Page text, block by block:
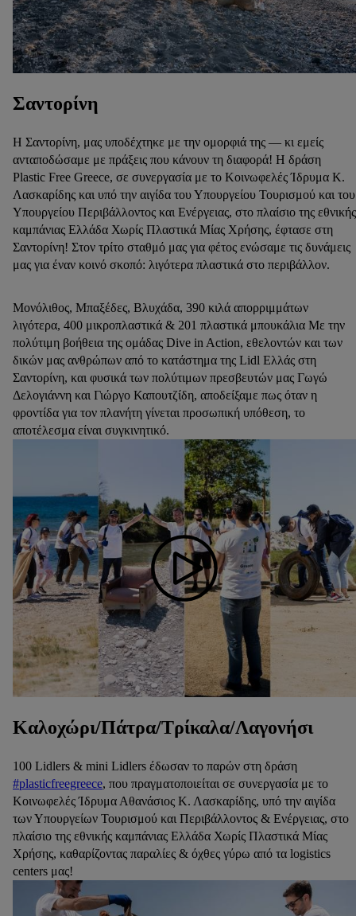
Σαντορίνη
Η Σαντορίνη, μας υποδέχτηκε με την ομορφιά της — κι εμείς
ανταποδώσαμε με πράξεις που κάνουν τη διαφορά! H δράση
Plastic Free Greece, σε συνεργασία με το Κοινωφελές Ίδρυμα Κ.
Λασκαρίδης και υπό την αιγίδα του Υπουργείου Τουρισμού και του
Υπουργείου Περιβάλλοντος και Ενέργειας, στο πλαίσιο της εθνικής
καμπάνιας Ελλάδα Χωρίς Πλαστικά Μίας Χρήσης, έφτασε στη
Σαντορίνη! Στον τρίτο σταθμό μας για φέτος ενώσαμε τις δυνάμεις
μας για έναν κοινό σκοπό: λιγότερα πλαστικά στο περιβάλλον.
Μονόλιθος, Μπαξέδες, Βλυχάδα, 390 κιλά απορριμμάτων
λιγότερα, 400 μικροπλαστικά & 201 πλαστικά μπουκάλια Με την
πολύτιμη βοήθεια της ομάδας Dive in Action, εθελοντών και των
δικών μας ανθρώπων από το κατάστημα της Lidl Ελλάς στη
Σαντορίνη, και φυσικά των πολύτιμων πρεσβευτών μας Γωγώ
Δελογιάννη και Γιώργο Καπουτζίδη, αποδείξαμε πως όταν η
φροντίδα για τον πλανήτη γίνεται προσωπική υπόθεση, το
αποτέλεσμα είναι συγκινητικό.
Καλοχώρι/Πάτρα/Τρίκαλα/Λαγονήσι
100 Lidlers & mini Lidlers έδωσαν το παρών στη δράση
#plasticfreegreece, που πραγματοποιείται σε συνεργασία με το
Κοινωφελές Ίδρυμα Αθανάσιος Κ. Λασκαρίδης, υπό την αιγίδα
των Υπουργείων Τουρισμού και Περιβάλλοντος & Ενέργειας, στο
πλαίσιο της εθνικής καμπάνιας Ελλάδα Χωρίς Πλαστικά Μίας
Χρήσης, καθαρίζοντας παραλίες & όχθες γύρω από τα logistics
centers μας!